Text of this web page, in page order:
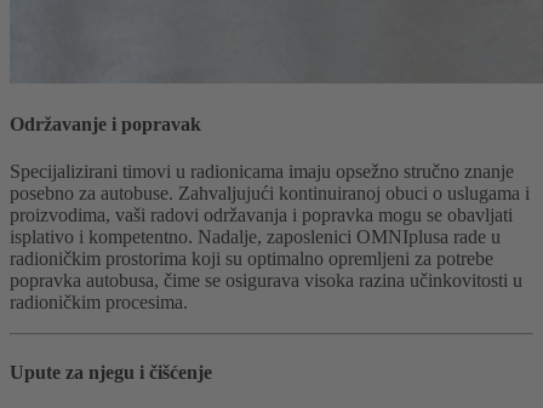
Održavanje i popravak
Specijalizirani timovi u radionicama imaju opsežno stručno znanje
posebno za autobuse. Zahvaljujući kontinuiranoj obuci o uslugama i
proizvodima, vaši radovi održavanja i popravka mogu se obavljati
isplativo i kompetentno. Nadalje, zaposlenici OMNIplusa rade u
radioničkim prostorima koji su optimalno opremljeni za potrebe
popravka autobusa, čime se osigurava visoka razina učinkovitosti u
radioničkim procesima.
Upute za njegu i čišćenje